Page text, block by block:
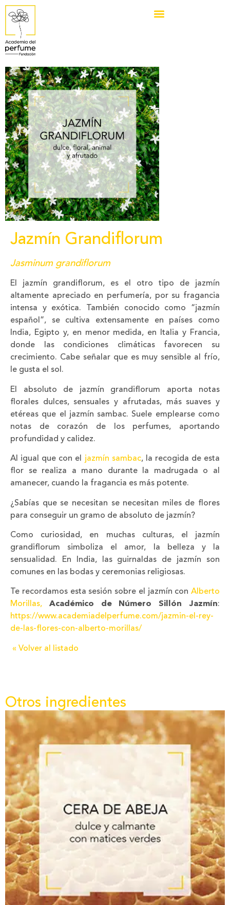
Jazmín Grandiflorum
Jasminum grandiflorum
El jazmín grandiflorum, es el otro tipo de jazmín
altamente apreciado en perfumería, por su fragancia
intensa y exótica. También conocido como “jazmín
español”, se cultiva extensamente en países como
India, Egipto y, en menor medida, en Italia y Francia,
donde las condiciones climáticas favorecen su
crecimiento. Cabe señalar que es muy sensible al frío,
le gusta el sol.
El absoluto de jazmín grandiflorum aporta notas
florales dulces, sensuales y afrutadas, más suaves y
etéreas que el jazmín sambac. Suele emplearse como
notas de corazón de los perfumes, aportando
profundidad y calidez.
Al igual que con el jazmín sambac, la recogida de esta
flor se realiza a mano durante la madrugada o al
amanecer, cuando la fragancia es más potente.
¿Sabías que se necesitan se necesitan miles de flores
para conseguir un gramo de absoluto de jazmín?
Como curiosidad, en muchas culturas, el jazmín
grandiflorum simboliza el amor, la belleza y la
sensualidad. En India, las guirnaldas de jazmín son
comunes en las bodas y ceremonias religiosas.
Te recordamos esta sesión sobre el jazmín con Alberto
Morillas,
Académico de Número Sillón Jazmín:
https://www.academiadelperfume.com/jazmin-el-rey-
de-las-flores-con-alberto-morillas/
« Volver al listado
Otros ingredientes